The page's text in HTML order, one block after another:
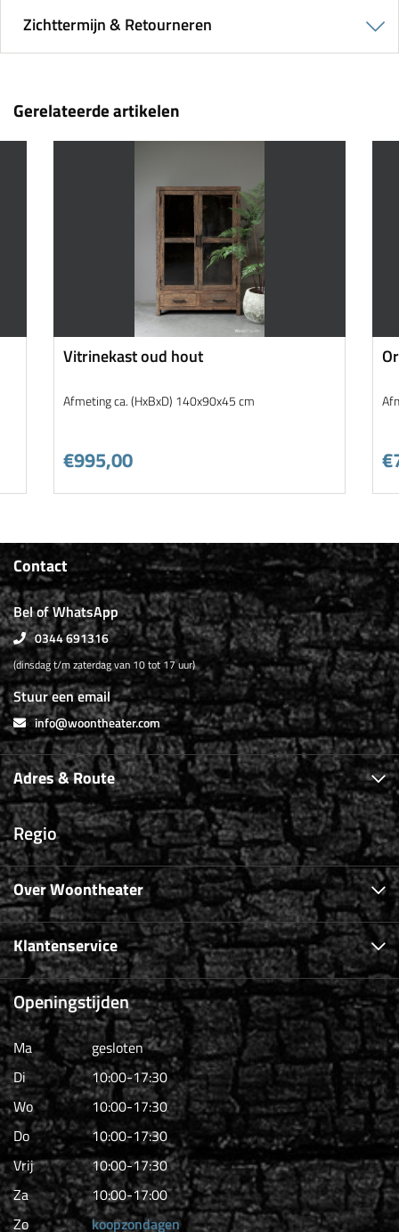
Zichttermijn & Retourneren
Gerelateerde artikelen
Vitrinekast oud hout
Afmeting ca. (HxBxD) 140x90x45 cm
€995,00
Contact
Bel of WhatsApp
0344 691316
(dinsdag t/m zaterdag van 10 tot 17 uur)
Stuur een email
info@woontheater.com
Adres & Route
Regio
Over Woontheater
Klantenservice
Openingstijden
Ma
gesloten
Di
10:00-17:30
Wo
10:00-17:30
Do
10:00-17:30
Vrij
10:00-17:30
Za
10:00-17:00
Zo
koopzondagen